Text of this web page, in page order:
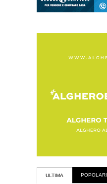
ULTIMA POPOLARI